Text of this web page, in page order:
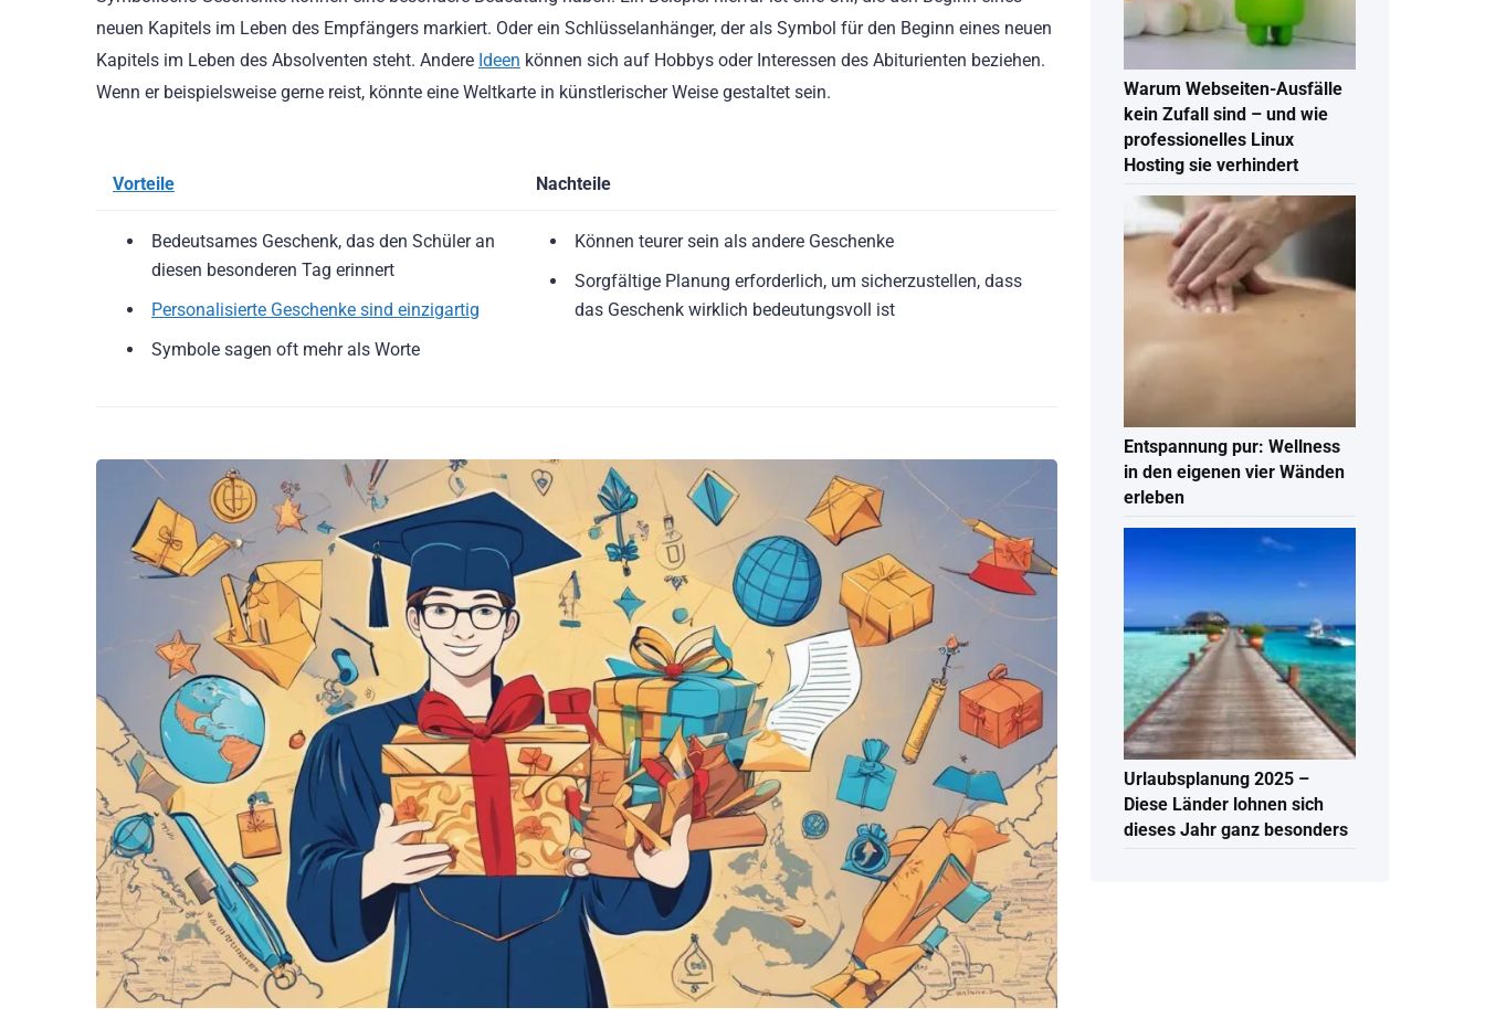
neuen Kapitels im Leben des Empfängers markiert. Oder ein Schlüsselanhänger, der als Symbol für den Beginn eines neuen
Kapitels im Leben des Absolventen steht. Andere Ideen können sich auf Hobbys oder Interessen des Abiturienten beziehen.
Wenn er beispielsweise gerne reist, könnte eine Weltkarte in künstlerischer Weise gestaltet sein.
Vorteile Nachteile
Bedeutsames Geschenk, das den Schüler an
diesen besonderen Tag erinnert
Personalisierte Geschenke sind einzigartig
Symbole sagen oft mehr als Worte
Können teurer sein als andere Geschenke
Sorgfältige Planung erforderlich, um sicherzustellen, dass
das Geschenk wirklich bedeutungsvoll ist
Warum Webseiten-Ausfälle
kein Zufall sind – und wie
professionelles Linux
Hosting sie verhindert
Entspannung pur: Wellness
in den eigenen vier Wänden
erleben
Urlaubsplanung 2025 –
Diese Länder lohnen sich
dieses Jahr ganz besonders